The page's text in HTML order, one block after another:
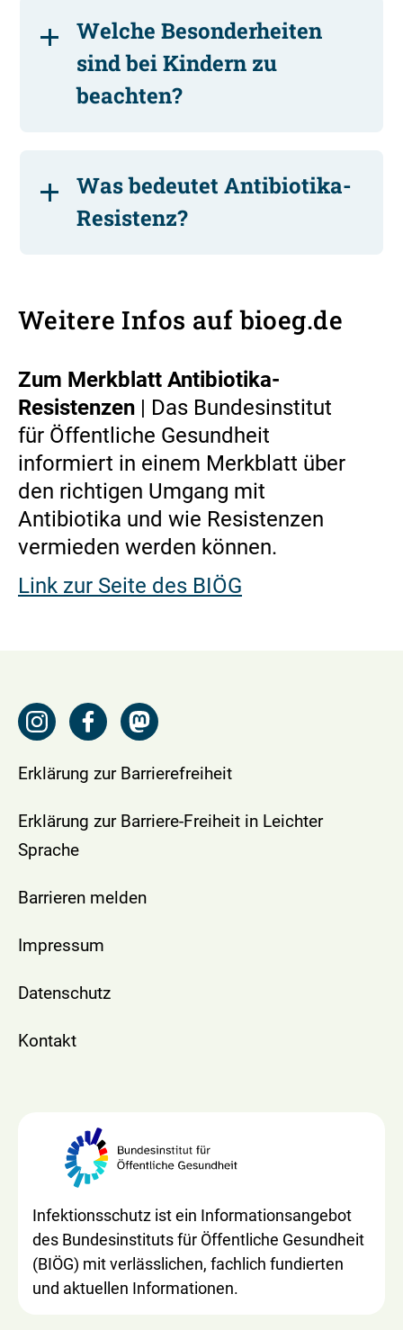
Welche Besonderheiten
sind bei Kindern zu
beachten?
Was bedeutet Antibiotika-
Resistenz?
Weitere Infos auf bioeg.de
Zum Merkblatt Antibiotika-
Resistenzen | Das Bundesinstitut
für Öffentliche Gesundheit
informiert in einem Merkblatt über
den richtigen Umgang mit
Antibiotika und wie Resistenzen
vermieden werden können.
Link zur Seite des BIÖG
Erklärung zur Barrierefreiheit
Erklärung zur Barriere-Freiheit in Leichter
Sprache
Barrieren melden
Impressum
Datenschutz
Kontakt
Infektionsschutz ist ein Informationsangebot
des Bundesinstituts für Öffentliche Gesundheit
(BIÖG) mit verlässlichen, fachlich fundierten
und aktuellen Informationen.